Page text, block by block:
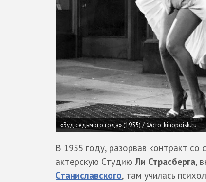
«Зуд седьмого года» (1955) / Фото: kinopoisk.ru
В 1955 году, разорвав контракт
актерскую Студию Ли Страсберга,
Станиславского, там училась